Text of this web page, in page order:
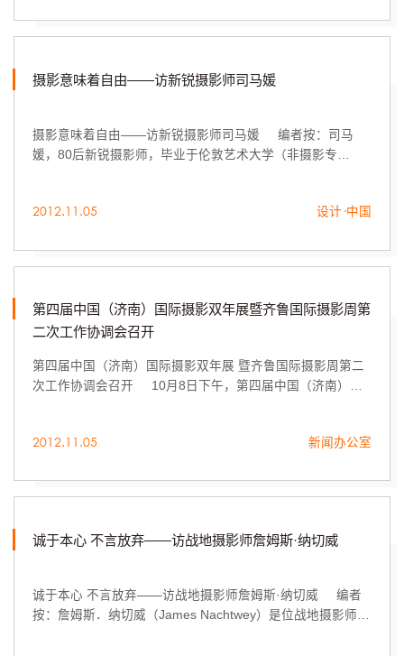
摄影意味着自由——访新锐摄影师司马媛
摄影意味着自由——访新锐摄影师司马媛 编者按：司马
媛，80后新锐摄影师，毕业于伦敦艺术大学（非摄影专
2012.11.05 设计·中国
第四届中国（济南）国际摄影双年展暨齐鲁国际摄影周第
二次工作协调会召开
第四届中国（济南）国际摄影双年展 暨齐鲁国际摄影周第二
次工作协调会召开 10月8日下午，第四届中国（济南）国
2012.11.05 新闻办公室
诚于本心 不言放弃——访战地摄影师詹姆斯·纳切威
诚于本心 不言放弃——访战地摄影师詹姆斯·纳切威 编者
按：詹姆斯．纳切威（James Nachtwey）是位战地摄影师，